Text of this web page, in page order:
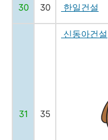
30 30 한일건설
31 35
신동아건설